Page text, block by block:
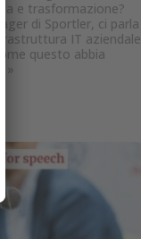
e trasformazione?
di Sportler, ci parla
IT aziendale
questo abbia
»